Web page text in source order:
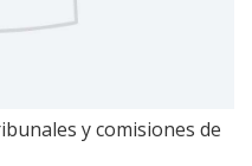
y comisiones de